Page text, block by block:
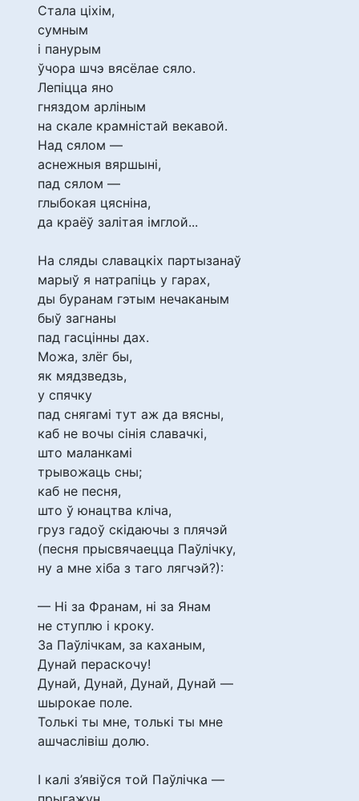
Стала ціхім,
сумным
і панурым
ўчора шчэ вясёлае сяло.
Лепіцца яно
гняздом арліным
на скале крамністай векавой.
Над сялом —
аснежныя вяршыні,
пад сялом —
глыбокая цясніна,
да краёў залітая імглой...
На сляды славацкіх партызанаў
марыў я натрапіць у гарах,
ды буранам гэтым нечаканым
быў загнаны
пад гасцінны дах.
Можа, злёг бы,
як мядзведзь,
у спячку
пад снягамі тут аж да вясны,
каб не вочы сінія славачкі,
што маланкамі
трывожаць сны;
каб не песня,
што ў юнацтва кліча,
груз гадоў скідаючы з плячэй
(песня прысвячаецца Паўлічку,
ну а мне хіба з таго лягчэй?):
— Ні за Франам, ні за Янам
не ступлю і кроку.
За Паўлічкам, за каханым,
Дунай пераскочу!
Дунай, Дунай, Дунай, Дунай —
шырокае поле.
Толькі ты мне, толькі ты мне
ашчаслівіш долю.
І калі з’явіўся той Паўлічка —